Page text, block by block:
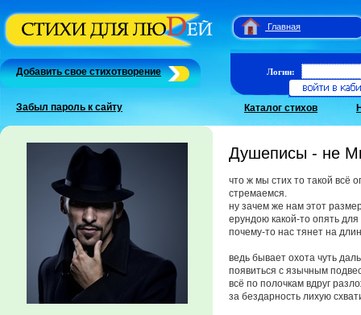
Главная
Добавить свое стихотворение
Забыл пароль к сайту
Логин:
Каталог стихов
Душеписы - не
что ж мы стих то такой всё
стремаемся.
ну зачем же нам этот
ерундою какой-то опять
почему-то нас тянет на
ведь бывает охота чуть
появиться с язычным
всё по полочкам вдруг
за бездарность лихую